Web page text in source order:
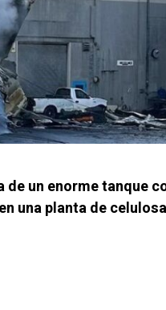
un enorme tanque
una planta de